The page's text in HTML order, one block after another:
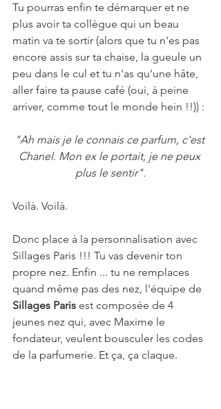
Tu pourras enfin te démarquer et ne
plus avoir ta collègue qui un beau
matin va te sortir (alors que tu n'es pas
encore assis sur ta chaise, la gueule un
peu dans le cul et tu n'as qu'une hâte,
aller faire ta pause café (oui, à peine
arriver, comme tout le monde hein !!)) :
"Ah mais je le connais ce parfum, c'est
Chanel. Mon ex le portait, je ne peux
plus le sentir".
Voilà. Voilà.
Donc place à la personnalisation avec
Sillages Paris !!! Tu vas devenir ton
propre nez. Enfin ... tu ne remplaces
quand même pas des nez, l'équipe de
Sillages Paris est composée de 4
jeunes nez qui, avec Maxime le
fondateur, veulent bousculer les codes
de la parfumerie. Et ça, ça claque.